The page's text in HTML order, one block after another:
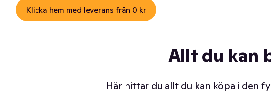
Klicka hem med leverans från 0 kr
Allt du kan
Här hittar du allt du kan köpa i den